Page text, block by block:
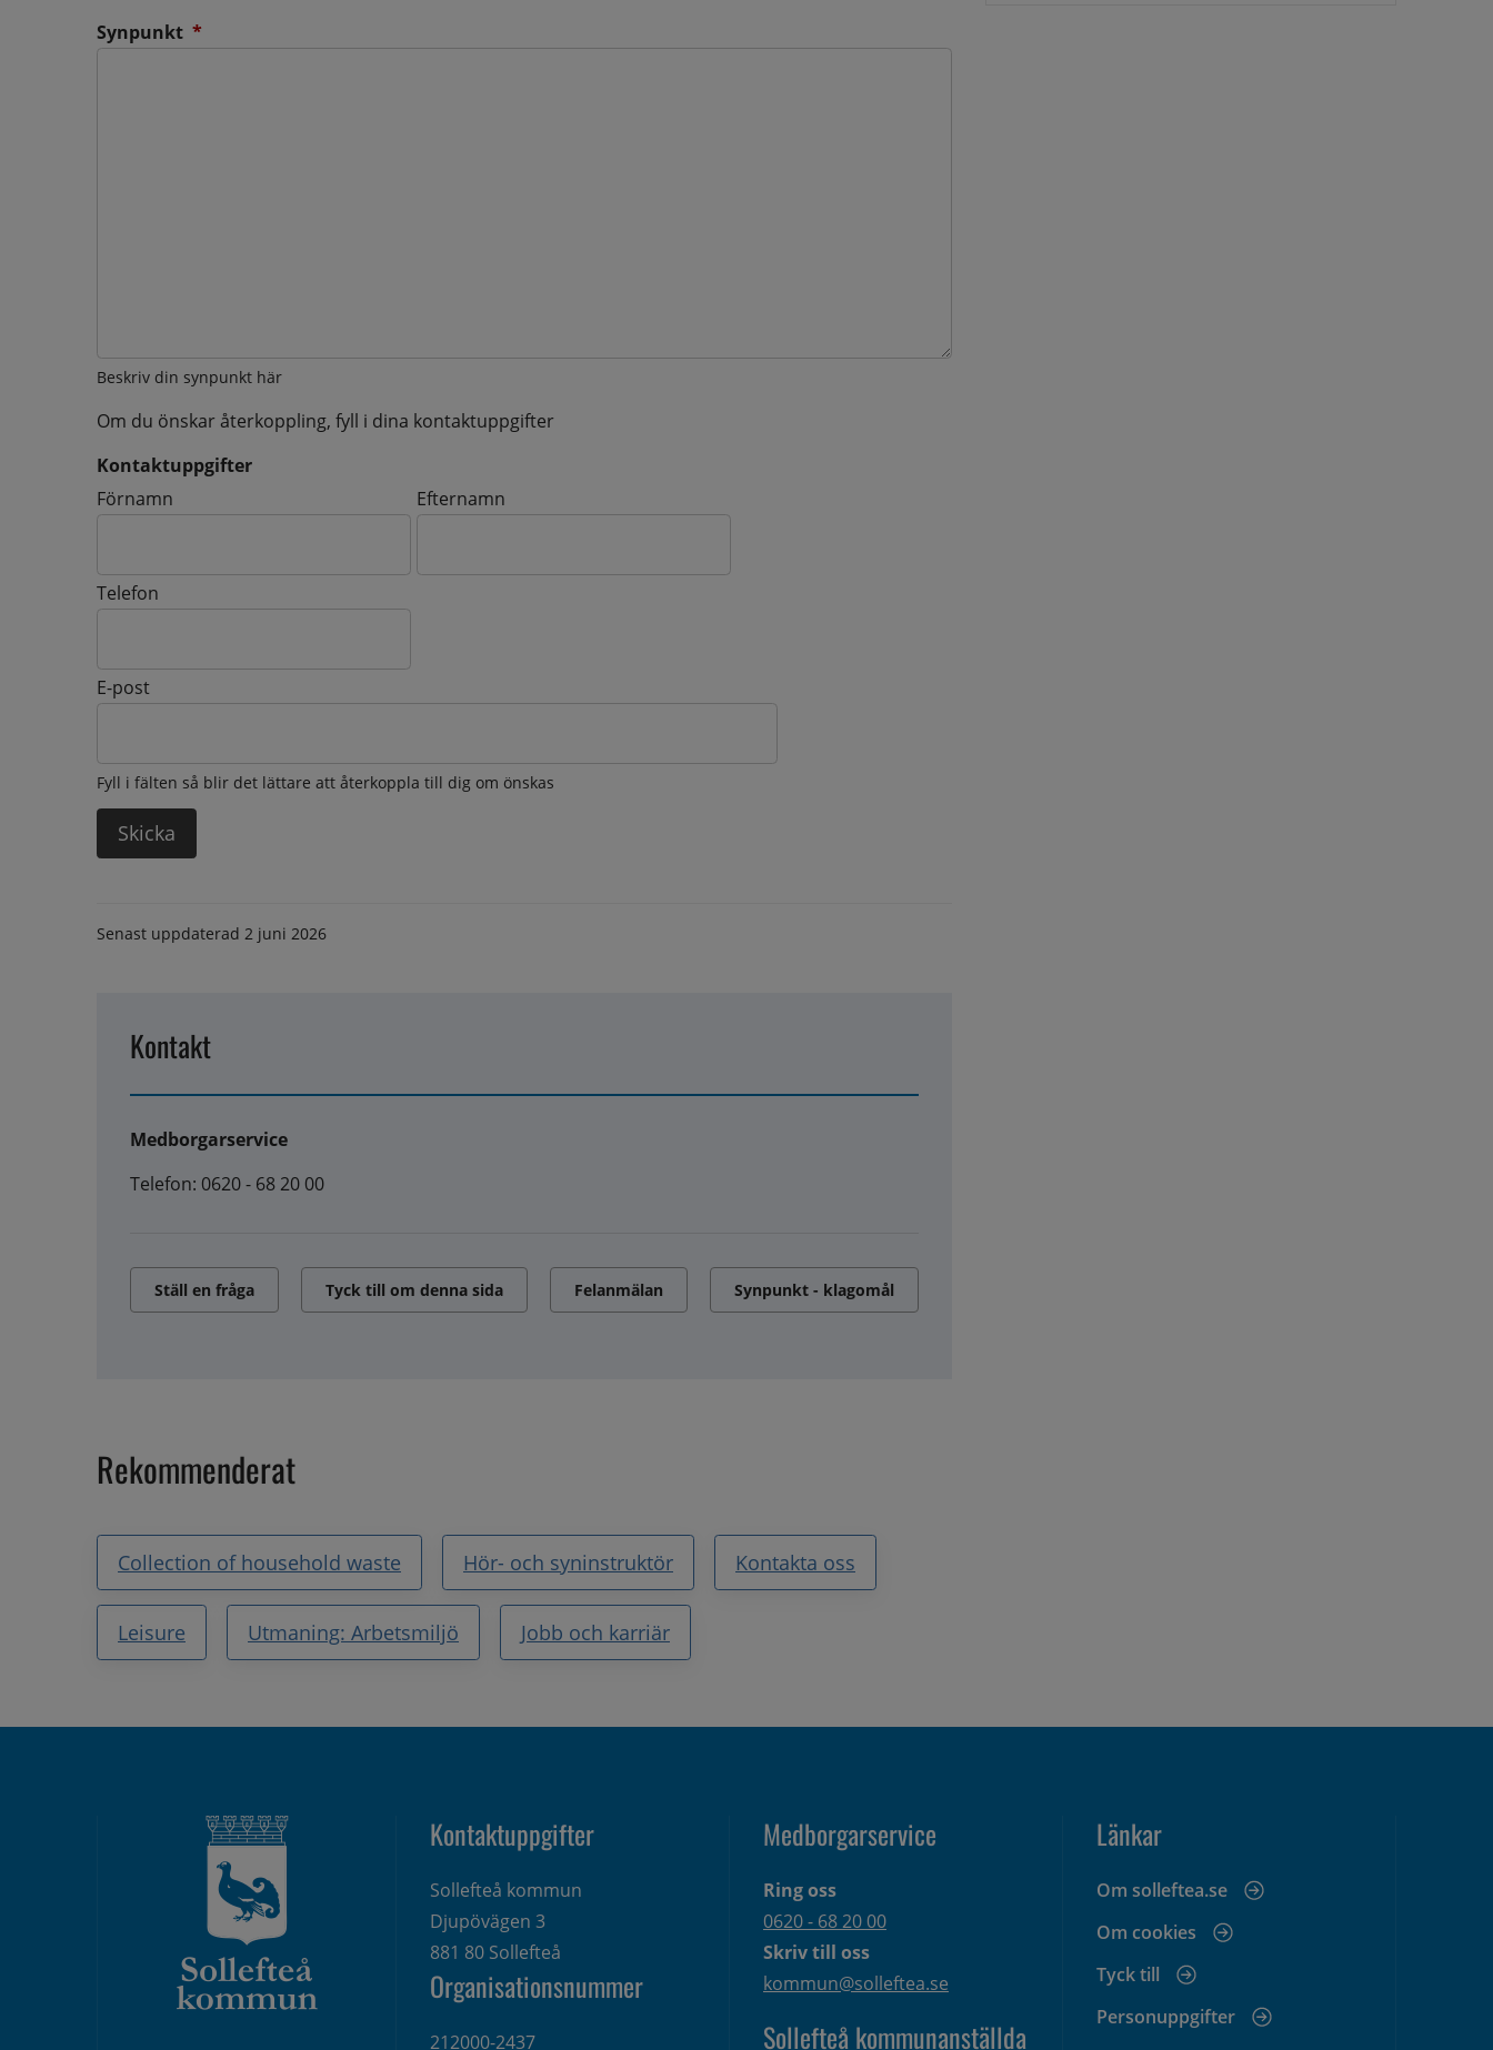
Synpunkt *
Beskriv din synpunkt här
Om du önskar återkoppling, fyll i dina kontaktuppgifter
Kontaktuppgifter
Kontaktuppgifter
Förnamn Efternamn
Telefon
E-post
Fyll i fälten så blir det lättare att återkoppla till dig om önskas
Senast uppdaterad 2 juni 2026
Kontakt
Medborgarservice
Telefon: 0620 - 68 20 00
Ställ en fråga Tyck till om denna sida Felanmälan Synpunkt - klagomål
Rekommenderat
Collection of household waste Hör- och syninstruktör Kontakta oss
Leisure Utmaning: Arbetsmiljö Jobb och karriär
Kontaktuppgifter
Sollefteå kommun
Djupövägen 3
881 80 Sollefteå
Organisationsnummer
212000-2437
Medborgarservice
Ring oss
0620 - 68 20 00
Skriv till oss
kommun@solleftea.se
Sollefteå kommunanställda
Länkar
Om solleftea.se
Om cookies
Tyck till
Personuppgifter